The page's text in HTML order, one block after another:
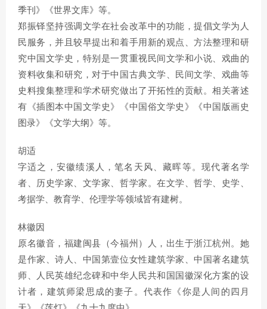
季刊》《世界文库》等。
郑振铎坚持强调文学在社会改革中的功能，提倡文学为人
民服务，并且较早提出和着手用新的观点、方法整理和研
究中国文学史，特别是一贯重视民间文学和小说、戏曲的
资料收集和研究，对于中国古典文学、民间文学、戏曲等
史料搜集整理和学术研究做出了开拓性的贡献。相关著述
有《插图本中国文学史》《中国俗文学史》《中国版画史
图录》《文学大纲》等。
胡适
字适之，安徽绩溪人，笔名天风、藏晖等。现代著名学
者、历史学家、文学家、哲学家。在文学、哲学、史学、
考据学、教育学、伦理学等领域皆有建树。
林徽因
原名徽音，福建闽县（今福州）人，出生于浙江杭州。她
是作家、诗人、中国第壹位女性建筑学家、中国著名建筑
师、人民英雄纪念碑和中华人民共和国国徽深化方案的设
计者，建筑师梁思成的妻子。代表作《你是人间的四月